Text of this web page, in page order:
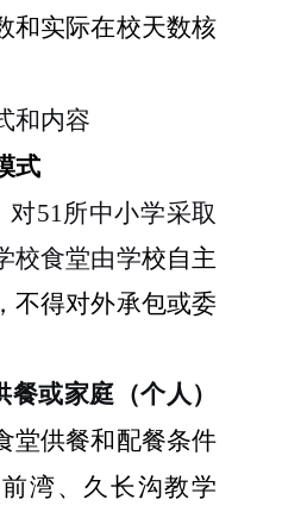
和实际在校天数核
和内容
式
对51所中小学采取
校食堂由学校自主
不得对外承包或委
或家庭（个人）
堂供餐和配餐条件
湾、久长沟教学